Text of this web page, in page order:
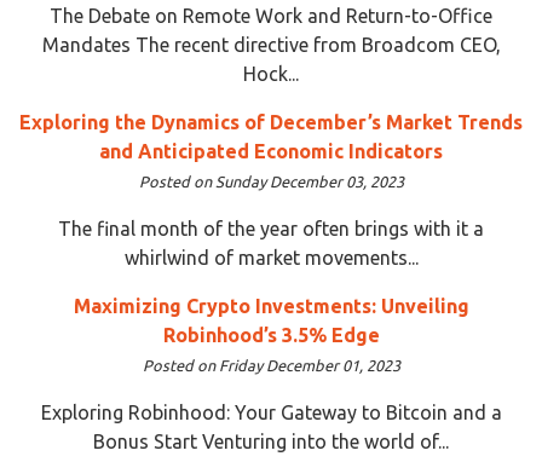
The Debate on Remote Work and Return-to-Office
Mandates The recent directive from Broadcom CEO,
Hock...
Exploring the Dynamics of December’s Market Trends
and Anticipated Economic Indicators
Posted on Sunday December 03, 2023
The final month of the year often brings with it a
whirlwind of market movements...
Maximizing Crypto Investments: Unveiling
Robinhood’s 3.5% Edge
Posted on Friday December 01, 2023
Exploring Robinhood: Your Gateway to Bitcoin and a
Bonus Start Venturing into the world of...